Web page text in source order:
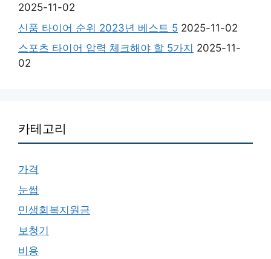
2025-11-02
신품 타이어 순위 2023년 베스트 5 2025-11-02
스포츠 타이어 압력 체크해야 할 5가지 2025-11-
02
카테고리
가격
눈썹
민생회복지원금
보청기
비용